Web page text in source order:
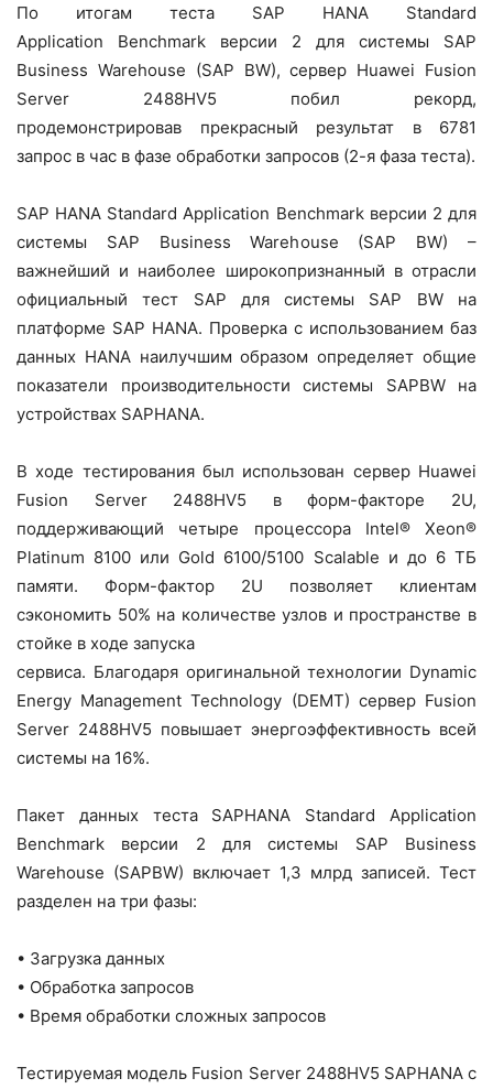
По итогам теста SAP HANA Standard
Application Benchmark версии 2 для системы SAP
Business Warehouse (SAP BW), сервер Huawei Fusion
Server 2488HV5 побил рекорд,
продемонстрировав прекрасный результат в 6781
запрос в час в фазе обработки запросов (2-я фаза теста).
SAP HANA Standard Application Benchmark версии 2 для
системы SAP Business Warehouse (SAP BW) –
важнейший и наиболее широкопризнанный в отрасли
официальный тест SAP для системы SAP BW на
платформе SAP HANA. Проверка с использованием баз
данных HANA наилучшим образом определяет общие
показатели производительности системы SAPBW на
устройствах SAPHANA.
В ходе тестирования был использован сервер Huawei
Fusion Server 2488HV5 в форм-факторе 2U,
поддерживающий четыре процессора Intel® Xeon®
Platinum 8100 или Gold 6100/5100 Scalable и до 6 ТБ
памяти. Форм-фактор 2U позволяет клиентам
сэкономить 50% на количестве узлов и пространстве в
стойке в ходе запуска
сервиса. Благодаря оригинальной технологии Dynamic
Energy Management Technology (DEMT) сервер Fusion
Server 2488HV5 повышает энергоэффективность всей
системы на 16%.
Пакет данных теста SAPHANA Standard Application
Benchmark версии 2 для системы SAP Business
Warehouse (SAPBW) включает 1,3 млрд записей. Тест
разделен на три фазы:
• Загрузка данных
• Обработка запросов
• Время обработки сложных запросов
Тестируемая модель Fusion Server 2488HV5 SAPHANA с